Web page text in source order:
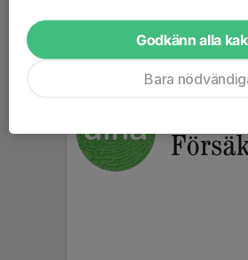
Godkänn alla
Bara